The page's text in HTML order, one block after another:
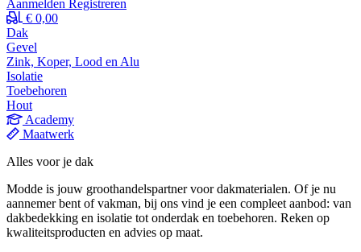
Aanmelden Registreren
€ 0,00
Dak
Gevel
Zink, Koper, Lood en Alu
Isolatie
Toebehoren
Hout
Academy
Maatwerk
Alles voor je dak
Modde is jouw groothandelspartner voor dakmaterialen. Of je nu
aannemer bent of vakman, bij ons vind je een compleet aanbod: van
dakbedekking en isolatie tot onderdak en toebehoren. Reken op
kwaliteitsproducten en advies op maat.